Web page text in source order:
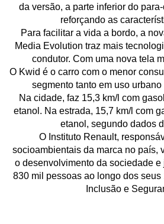
da versão, a parte inferior do
reforçando as
Para facilitar a vida a bordo, a
Media Evolution traz mais
condutor. Com uma nova tela
O Kwid é o carro com o menor
segmento tanto em uso
Na cidade, faz 15,3 km/l com
etanol. Na estrada, 15,7 km/l com
etanol, segundo dados
O Instituto Renault,
socioambientais da marca no país,
o desenvolvimento da sociedade
830 mil pessoas ao longo dos
Inclusão e